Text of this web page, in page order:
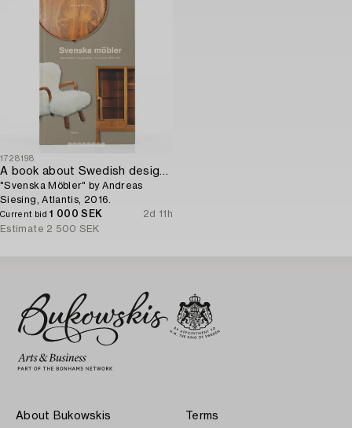
1728198
A book about Swedish design furniture,
"Svenska Möbler" by Andreas
Siesing, Atlantis, 2016.
Current bid1 000 SEK
2d 11h
Estimate 2 500 SEK
About Bukowskis Terms